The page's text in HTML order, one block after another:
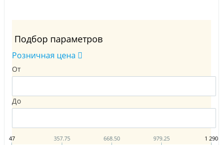
Подбор параметров
Розничная цена
От
До
47 357.75 668.50 979.25 1 290